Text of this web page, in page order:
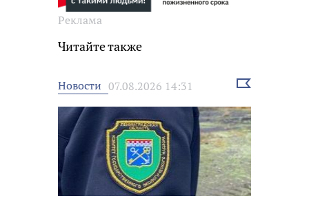
Реклама
Читайте также
Новости 07.08.2026 14:31
Выбрать